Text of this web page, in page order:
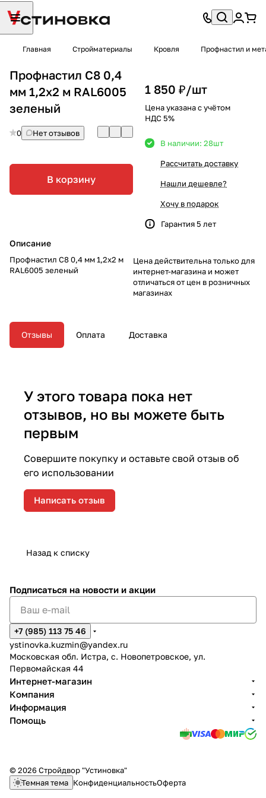
Главная Стройматериалы Кровля Профнастил и
Профнастил С8 0,4
мм 1,2х2 м RAL6005
зеленый
0 Нет отзывов
В корзину
Описание
Профнастил С8 0,4 мм 1,2х2 м
RAL6005 зеленый
1 850 ₽/шт
Цена указана с учётом
НДС 5%
В наличии: 28шт
Рассчитать доставку
Нашли дешевле?
Хочу в подарок
Гарантия 5 лет
Цена действительна только для
интернет-магазина и может
отличаться от цен в розничных
магазинах
Отзывы Оплата Доставка
У этого товара пока нет
отзывов, но вы можете быть
первым
Совершите покупку и оставьте свой отзыв об
его использовании
Написать отзыв
Назад к списку
Подписаться на новости и акции
+7 (985) 113 75 46
ystinovka.kuzmin@yandex.ru
Московская обл. Истра, с. Новопетровское, ул.
Первомайская 44
Интернет-магазин
Компания
Информация
Помощь
© 2026 Стройдвор "Устиновка"
Темная тема КонфиденциальностьОферта